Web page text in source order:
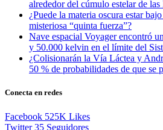
alrededor del cúmulo estelar de las
¿Puede la materia oscura estar
misteriosa “quinta fuerza”?
Nave espacial Voyager encontró
y 50.000 kelvin en el límite del
¿Colisionarán la Vía Láctea y
50 % de probabilidades de que se
Conecta en redes
Facebook 525K Likes
Twitter 35 Seguidores